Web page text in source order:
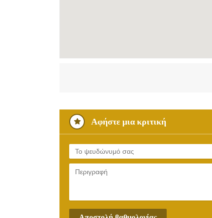
Αφήστε μια κριτική